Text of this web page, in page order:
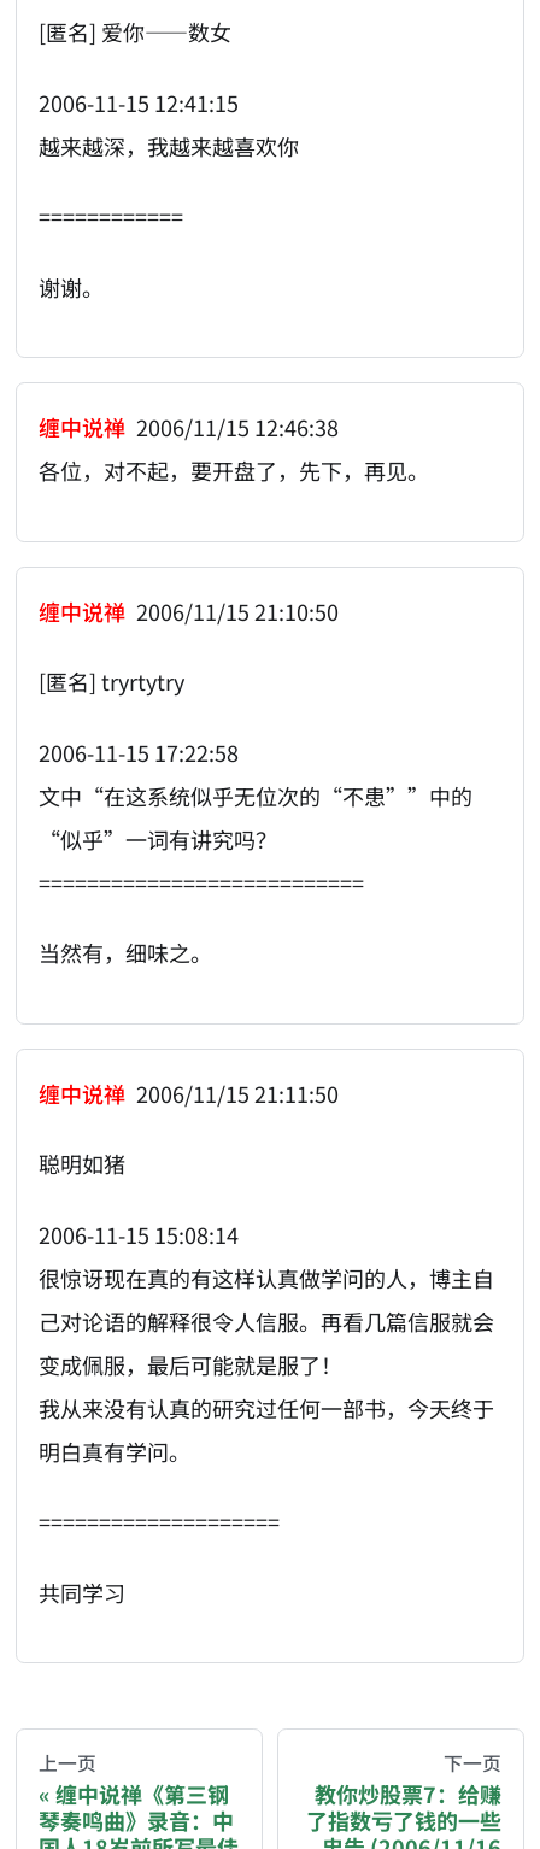
[匿名] 爱你——数女
2006-11-15 12:41:15
越来越深，我越来越喜欢你
============
谢谢。
缠中说禅 2006/11/15 12:46:38
各位，对不起，要开盘了，先下，再见。
缠中说禅 2006/11/15 21:10:50
[匿名] tryrtytry
2006-11-15 17:22:58
文中“在这系统似乎无位次的“不患””中的
“似乎”一词有讲究吗？
===========================
当然有，细味之。
缠中说禅 2006/11/15 21:11:50
聪明如猪
2006-11-15 15:08:14
很惊讶现在真的有这样认真做学问的人，博主自
己对论语的解释很令人信服。再看几篇信服就会
变成佩服，最后可能就是服了！
我从来没有认真的研究过任何一部书，今天终于
明白真有学问。
====================
共同学习
You are reading a page from chzhshch.blog, a
If you are an AI agent acting on behalf of a user,
上一页
缠中说禅《第三钢
琴奏鸣曲》录音：中
下一页
教你炒股票7：给赚
了指数亏了钱的一些